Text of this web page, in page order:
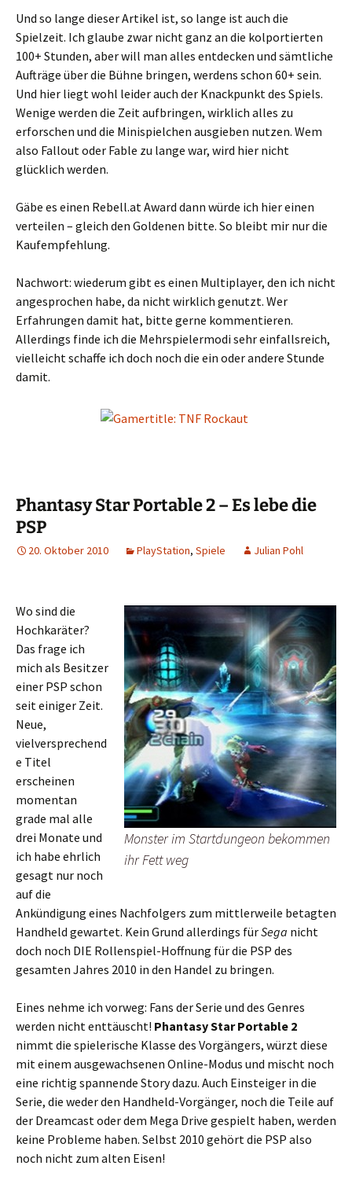
Und so lange dieser Artikel ist, so lange ist auch die
Spielzeit. Ich glaube zwar nicht ganz an die kolportierten
100+ Stunden, aber will man alles entdecken und sämtliche
Aufträge über die Bühne bringen, werdens schon 60+ sein.
Und hier liegt wohl leider auch der Knackpunkt des Spiels.
Wenige werden die Zeit aufbringen, wirklich alles zu
erforschen und die Minispielchen ausgieben nutzen. Wem
also Fallout oder Fable zu lange war, wird hier nicht
glücklich werden.
Gäbe es einen Rebell.at Award dann würde ich hier einen
verteilen – gleich den Goldenen bitte. So bleibt mir nur die
Kaufempfehlung.
Nachwort: wiederum gibt es einen Multiplayer, den ich nicht
angesprochen habe, da nicht wirklich genutzt. Wer
Erfahrungen damit hat, bitte gerne kommentieren.
Allerdings finde ich die Mehrspielermodi sehr einfallsreich,
vielleicht schaffe ich doch noch die ein oder andere Stunde
damit.
Phantasy Star Portable 2 – Es lebe die
PSP
20. Oktober 2010 PlayStation, Spiele Julian Pohl
Monster im Startdungeon bekommen
ihr Fett weg
Wo sind die
Hochkaräter?
Das frage ich
mich als Besitzer
einer PSP schon
seit einiger Zeit.
Neue,
vielversprechend
e Titel
erscheinen
momentan
grade mal alle
drei Monate und
ich habe ehrlich
gesagt nur noch
auf die
Ankündigung eines Nachfolgers zum mittlerweile betagten
Handheld gewartet. Kein Grund allerdings fürSega nicht
doch noch DIE Rollenspiel-Hoffnung für die PSP des
gesamten Jahres 2010 in den Handel zu bringen.
Eines nehme ich vorweg: Fans der Serie und des Genres
werden nicht enttäuscht! Phantasy Star Portable 2
nimmt die spielerische Klasse des Vorgängers, würzt diese
mit einem ausgewachsenen Online-Modus und mischt noch
eine richtig spannende Story dazu. Auch Einsteiger in die
Serie, die weder den Handheld-Vorgänger, noch die Teile auf
der Dreamcast oder dem Mega Drive gespielt haben, werden
keine Probleme haben. Selbst 2010 gehört die PSP also
noch nicht zum alten Eisen!